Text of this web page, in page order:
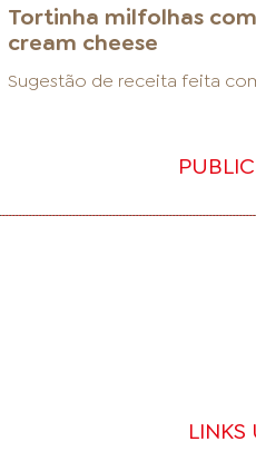
Tortinha milfolhas
cream cheese
Sugestão de receita feita
LINKS